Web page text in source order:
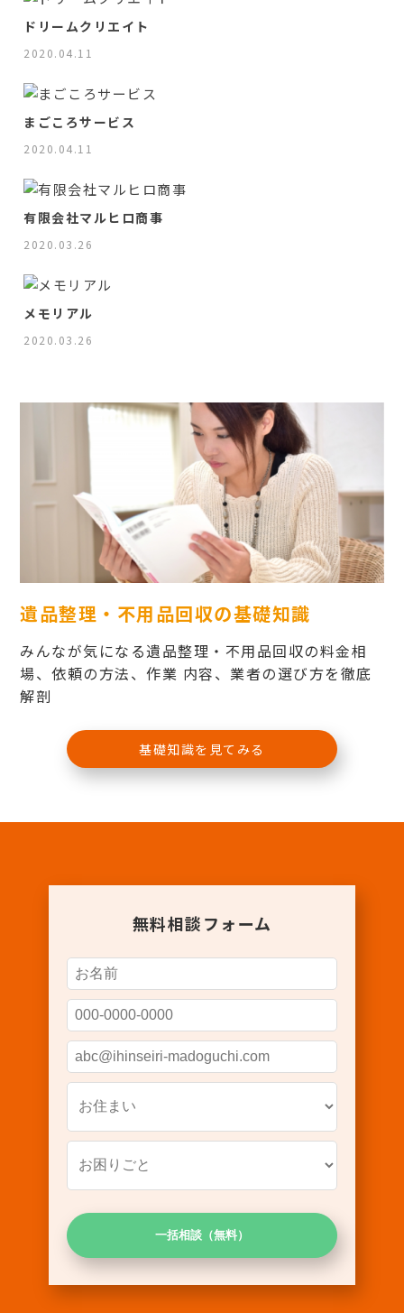
ドリームクリエイト
2020.04.11
まごころサービス
2020.04.11
有限会社マルヒロ商事
2020.03.26
メモリアル
2020.03.26
遺品整理・不用品回収の基礎知識
みんなが気になる遺品整理・不用品回収の料金相
場、依頼の方法、作業 内容、業者の選び方を徹底
解剖
基礎知識を見てみる
無料相談フォーム